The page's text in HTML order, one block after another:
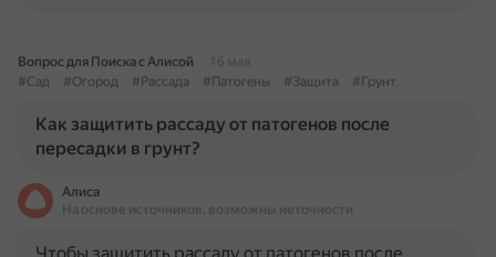
Вопрос для Поиска с Алисой
16 мая
#Сад
#Огород #Рассада #Патогены #Защита #Грунт
Как защитить рассаду от патогенов после
пересадки в грунт?
Алиса
На основе источников, возможны неточности